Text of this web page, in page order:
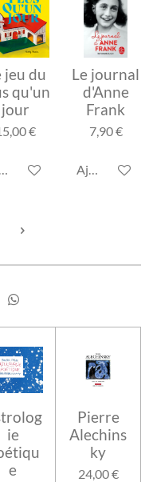
jeu du
qu'un
jour
€
au panier
Le journal
d'Anne
Frank
7,90 €
Ajouter au
P
r
a
g
e
r
ie
e
Pierre
Alechins
ky
24,00 €